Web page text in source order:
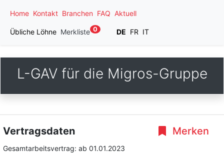
Home Kontakt Branchen FAQ Aktuell
Übliche Löhne Merkliste 0 DE FR IT
L-GAV für die Migros-Gruppe
Merken
Vertragsdaten
Gesamtarbeitsvertrag: ab 01.01.2023